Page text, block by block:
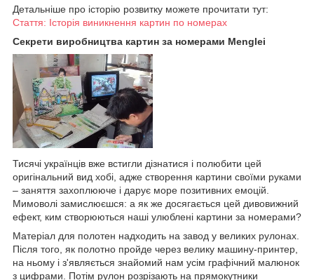
Детальніше про історію розвитку можете прочитати тут:
Стаття: Історія виникнення картин по номерах
Секрети виробництва картин за номерами Menglei
Тисячі українців вже встигли дізнатися і полюбити цей
оригінальний вид хобі, адже створення картини своїми руками
– заняття захоплююче і дарує море позитивних емоцій.
Мимоволі замислюєшся: а як же досягається цей дивовижний
ефект, ким створюються наші улюблені картини за номерами?
Матеріал для полотен надходить на завод у великих рулонах.
Після того, як полотно пройде через велику машину-принтер,
на ньому і з'являється знайомий нам усім графічний малюнок
з цифрами. Потім рулон розрізають на прямокутники